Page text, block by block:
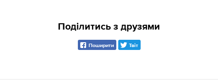
Поділитись з друзями
Поширити Твіт